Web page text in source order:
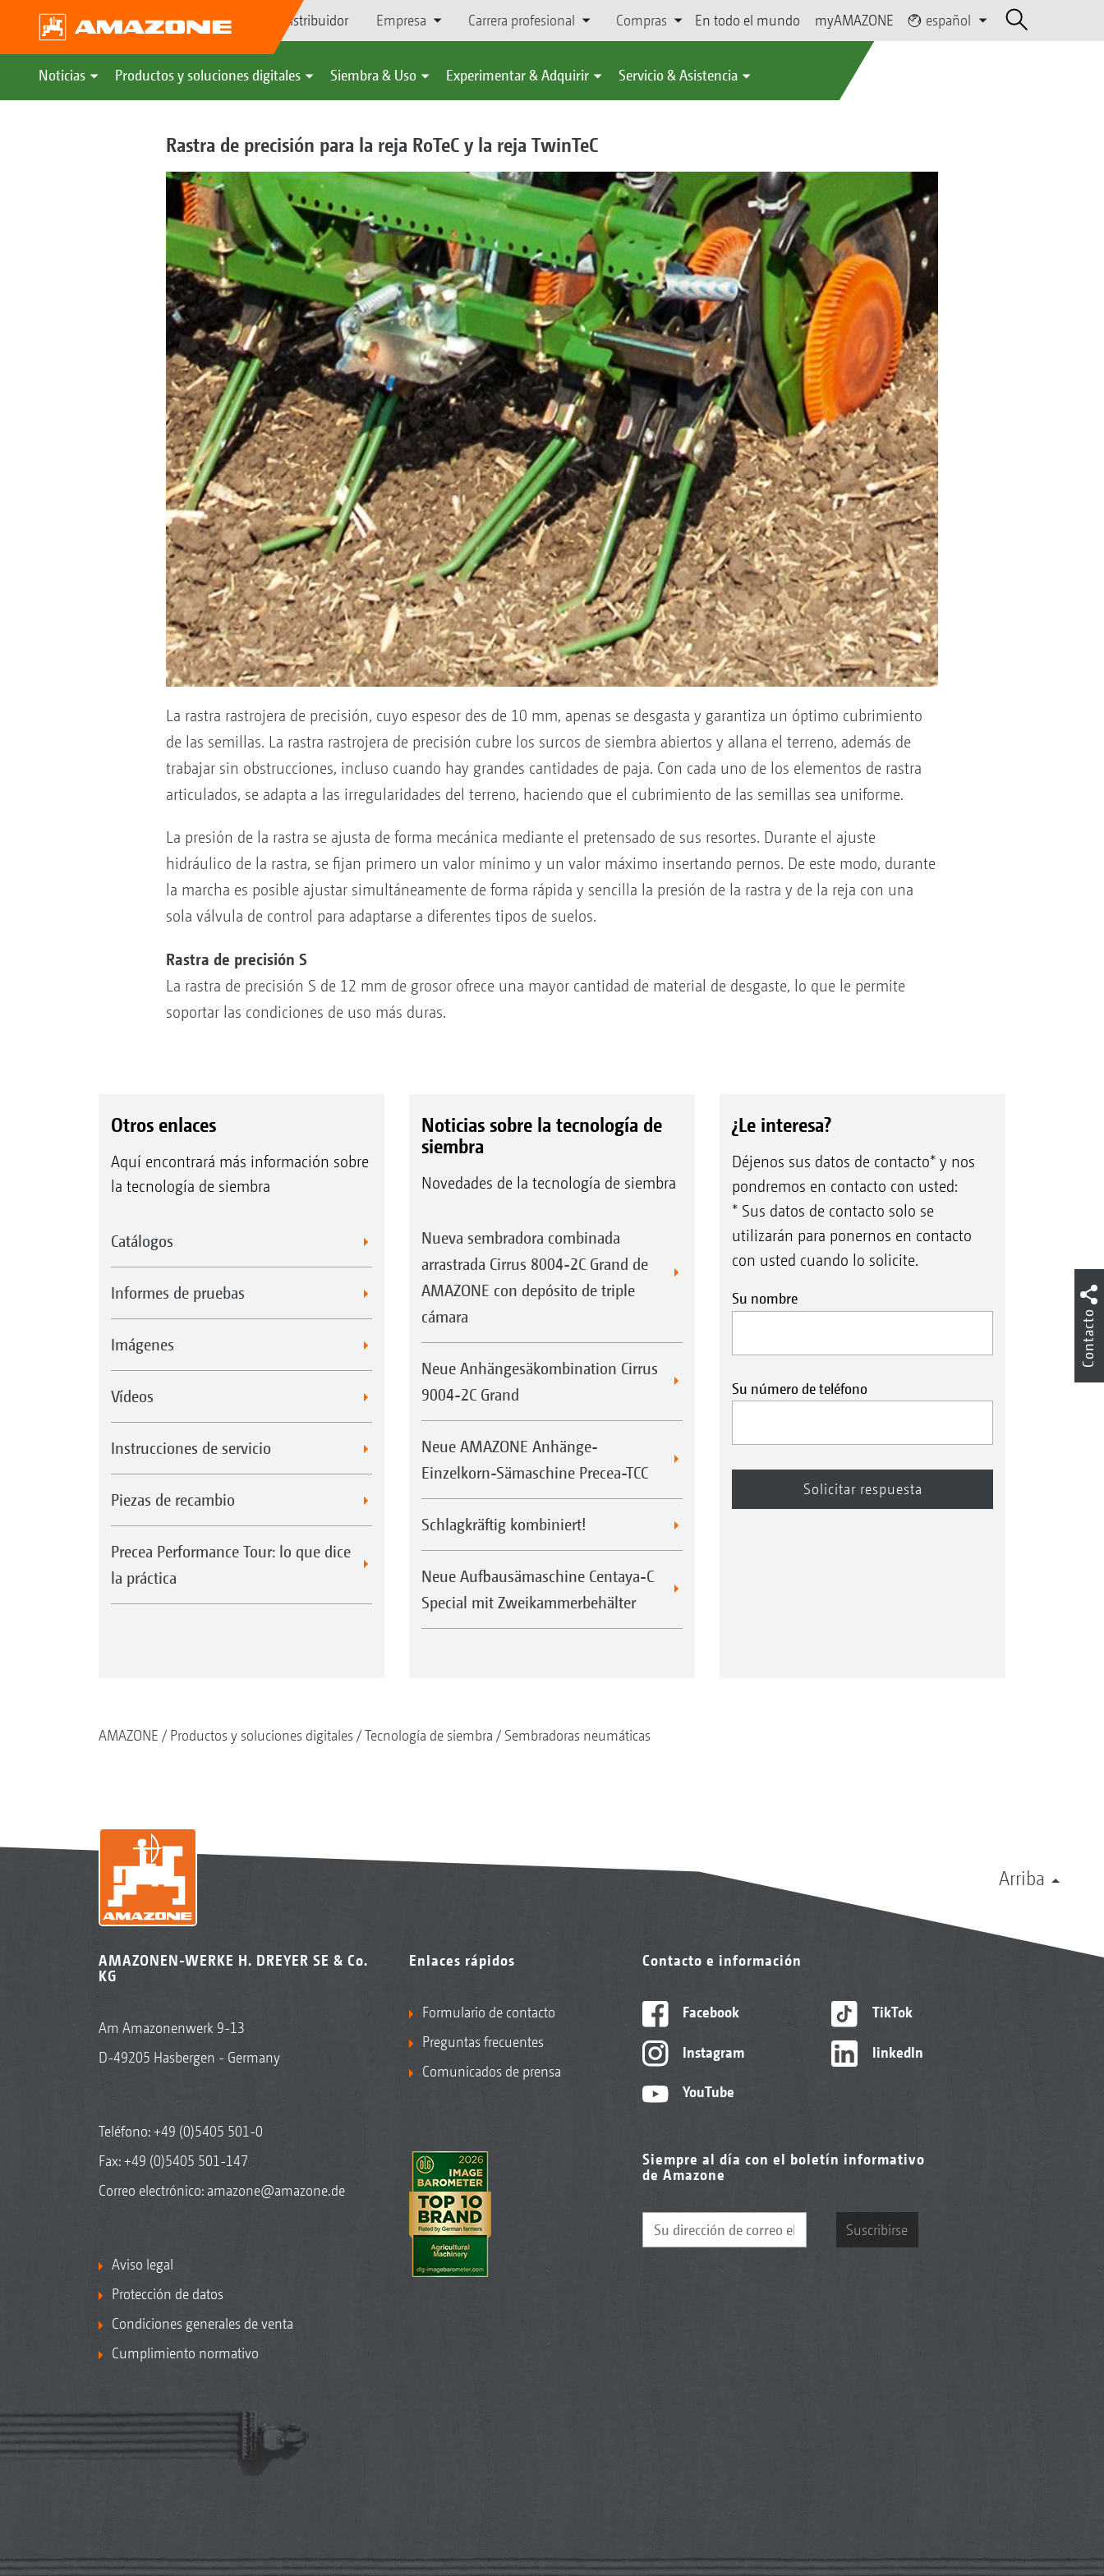
Búsqueda de distribuidor Empresa Carrera profesional Compras En todo el mundo myAMAZONE español
Noticias Productos y soluciones digitales Siembra & Uso Experimentar & Adquirir Servicio & Asistencia
Rastra de precisión para la reja RoTeC y la reja TwinTeC
La rastra rastrojera de precisión, cuyo espesor des de 10 mm, apenas se desgasta y garantiza un óptimo cubrimiento
de las semillas. La rastra rastrojera de precisión cubre los surcos de siembra abiertos y allana el terreno, además de
trabajar sin obstrucciones, incluso cuando hay grandes cantidades de paja. Con cada uno de los elementos de rastra
articulados, se adapta a las irregularidades del terreno, haciendo que el cubrimiento de las semillas sea uniforme.
La presión de la rastra se ajusta de forma mecánica mediante el pretensado de sus resortes. Durante el ajuste
hidráulico de la rastra, se fijan primero un valor mínimo y un valor máximo insertando pernos. De este modo, durante
la marcha es posible ajustar simultáneamente de forma rápida y sencilla la presión de la rastra y de la reja con una
sola válvula de control para adaptarse a diferentes tipos de suelos.
Rastra de precisión S
La rastra de precisión S de 12 mm de grosor ofrece una mayor cantidad de material de desgaste, lo que le permite
soportar las condiciones de uso más duras.
Otros enlaces
Aquí encontrará más información sobre
la tecnología de siembra
Catálogos
Informes de pruebas
Imágenes
Vídeos
Instrucciones de servicio
Piezas de recambio
Precea Performance Tour: lo que dice
la práctica
Noticias sobre la tecnología de
siembra
Novedades de la tecnología de siembra
Nueva sembradora combinada
arrastrada Cirrus 8004-2C Grand de
AMAZONE con depósito de triple
cámara
Neue Anhängesäkombination Cirrus
9004-2C Grand
Neue AMAZONE Anhänge-
Einzelkorn-Sämaschine Precea-TCC
Schlagkräftig kombiniert!
Neue Aufbausämaschine Centaya-C
Special mit Zweikammerbehälter
¿Le interesa?
Déjenos sus datos de contacto* y nos
pondremos en contacto con usted:
* Sus datos de contacto solo se
utilizarán para ponernos en contacto
con usted cuando lo solicite.
Su nombre
Su número de teléfono
AMAZONE Productos y soluciones digitales Tecnología de siembra Sembradoras neumáticas
Arriba
AMAZONEN-WERKE H. DREYER SE & Co.
KG
Am Amazonenwerk 9-13
D-49205 Hasbergen - Germany
Teléfono:+49 (0)5405 501-0
Fax: +49 (0)5405 501-147
Correo electrónico: amazone@amazone.de
Aviso legal
Protección de datos
Condiciones generales de venta
Cumplimiento normativo
Enlaces rápidos
Formulario de contacto
Preguntas frecuentes
Comunicados de prensa
Contacto e información
Facebook
Instagram
YouTube
TikTok
linkedIn
Siempre al día con el boletín informativo
de Amazone
Suscribirse
Contacto